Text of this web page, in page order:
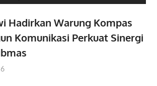
Hadirkan Warung Kompas
Komunikasi Perkuat Sinergi